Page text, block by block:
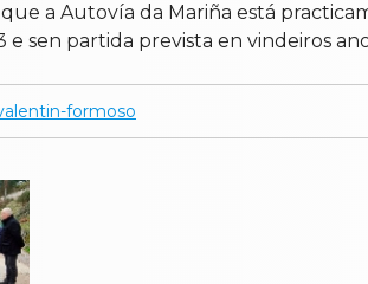
a Autovía da Mariña está
sen partida prevista en vindeiros
formoso